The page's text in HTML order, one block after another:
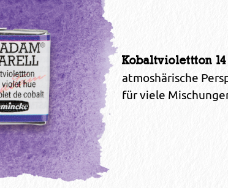
Kobaltviolettton
atmoshärische
für viele